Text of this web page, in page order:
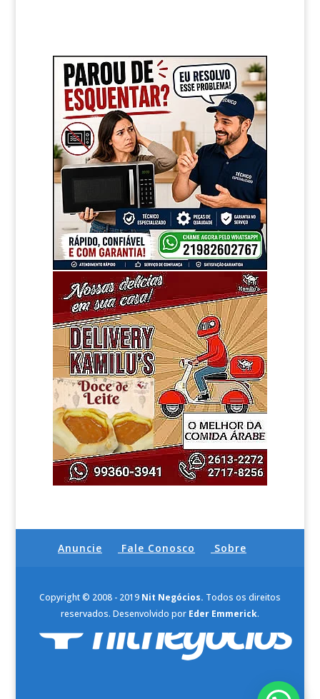
Anuncie Fale Conosco Sobre
Copyright © 2008 - 2019 Nit Negócios. Todos os direitos
reservados. Desenvolvido por Eder Emmerick.